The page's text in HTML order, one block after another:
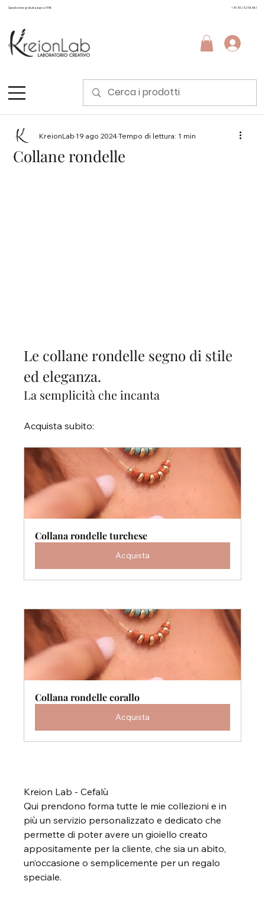
Spedizione gratuita sopra i 99€ +39 3924298481
Collane rondelle
KreionLab19 ago 2024Tempo di lettura: 1 min
Le collane rondelle segno di stile
ed eleganza.
La semplicità che incanta
Acquista subito:
Collana rondelle turchese
Acquista
Collana rondelle corallo
Acquista
Kreion Lab - Cefalù
Qui prendono forma tutte le mie collezioni e in
più un servizio personalizzato e dedicato che
permette di poter avere un gioiello creato
appositamente per la cliente, che sia un abito,
un’occasione o semplicemente per un regalo
speciale.